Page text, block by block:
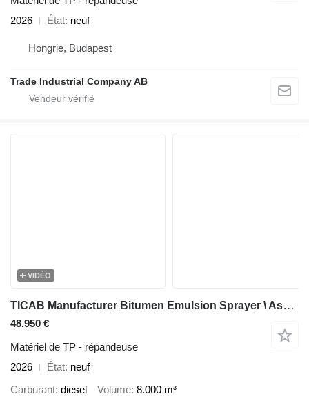
2026
État neuf
Hongrie, Budapest
Trade Industrial Company AB
VIDÉO
TICAB Manufacturer Bitumen Emulsion Sprayer \ Asphalt Sprayer 8000 L
48.950 €
Matériel de TP - répandeuse
2026
État neuf
Carburant diesel Volume 8.000 m³